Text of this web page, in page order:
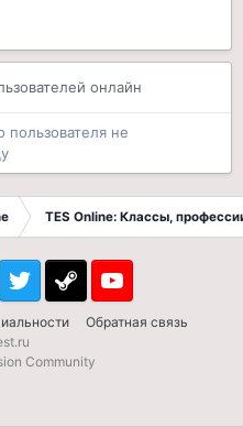
онлайн
пользователя не
TES Online: Классы,
Обратная связь
Twitter Steam Youtube
Community